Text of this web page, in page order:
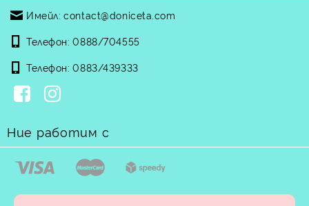
Имейл: contact@doniceta.com
Телефон: 0888/704555
Телефон: 0883/439333
Ние работим с